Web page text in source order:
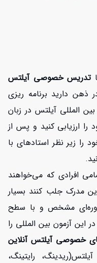
تدریس خصوصی آیلتس
ذهن دارید برنامه ریزی
المللی آیلتس در زبان
ارزیابی کنید و پس از
را زیر نظر استادهای با
افرادی که می‌خواهند
مدرک جلب کنند بسیار
مشخص و با سطح
آزمون بین المللی را
خصوصی آیلتس آنلاین
رایتینگ،